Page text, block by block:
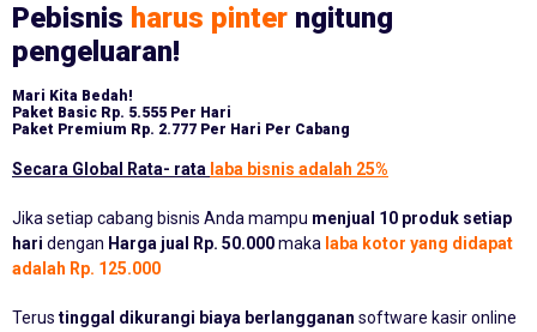
Pebisnis harus pinter ngitung
pengeluaran!
Mari Kita Bedah!
Paket Basic Rp. 5.555 Per Hari
Paket Premium Rp. 2.777 Per Hari Per Cabang
Secara Global Rata- rata laba bisnis adalah 25%
Jika setiap cabang bisnis Anda mampu menjual 10 produk setiap
hari dengan Harga jual Rp. 50.000maka laba kotor yang didapat
adalah Rp. 125.000
Terus tinggal dikurangi biaya berlangganan software kasir online